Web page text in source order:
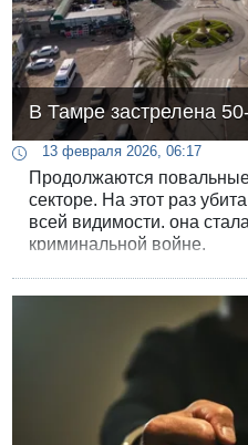
В Тамре застрелена
13 февраля 2026, 06:17
Продолжаются
секторе. На этот раз
всей видимости. она
криминальной войне.